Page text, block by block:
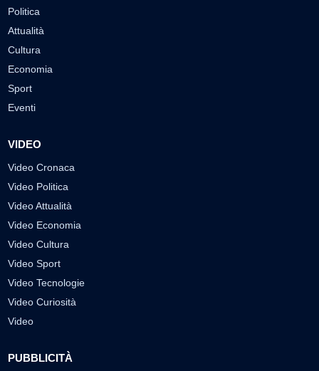
Politica
Attualità
Cultura
Economia
Sport
Eventi
VIDEO
Video Cronaca
Video Politica
Video Attualità
Video Economia
Video Cultura
Video Sport
Video Tecnologie
Video Curiosità
Video
PUBBLICITÀ